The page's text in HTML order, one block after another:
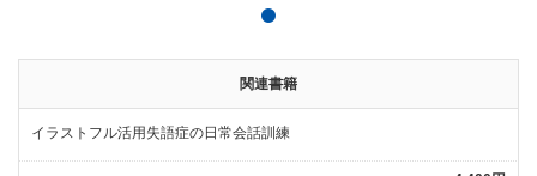
関連書籍
イラストフル活用失語症の日常会話訓練